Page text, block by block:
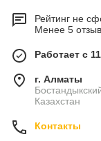
Рейтинг не
Менее 5
Работает с
г. Алматы
Казахстан
Контакты